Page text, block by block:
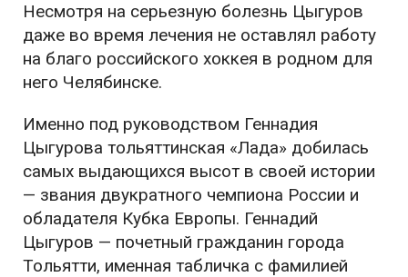
Несмотря на серьезную болезнь Цыгуров
даже во время лечения не оставлял работу
на благо российского хоккея в родном для
него Челябинске.
Именно под руководством Геннадия
Цыгурова тольяттинская «Лада» добилась
самых выдающихся высот в своей истории
— звания двукратного чемпиона России и
обладателя Кубка Европы. Геннадий
Цыгуров — почетный гражданин города
Тольятти, именная табличка с фамилией